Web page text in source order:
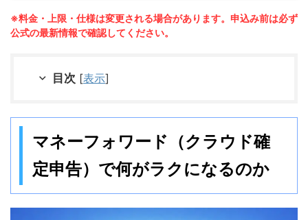
※料金・上限・仕様は変更される場合があります。申込み前は必ず
公式の最新情報で確認してください。
目次 [表示]
マネーフォワード（クラウド確
定申告）で何がラクになるのか